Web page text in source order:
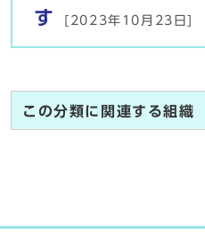
す
[2023年10月23日]
この分類に関連する組織